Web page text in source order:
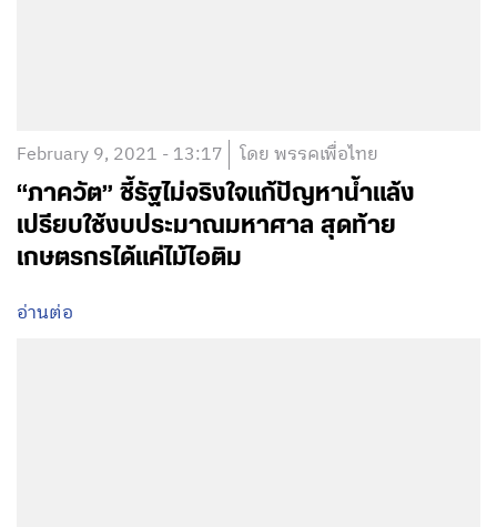
February 9, 2021 - 13:17 โดย พรรคเพื่อไทย
“ภาควัต” ชี้รัฐไม่จริงใจแก้ปัญหาน้ำแล้ง
เปรียบใช้งบประมาณมหาศาล สุดท้าย
เกษตรกรได้แค่ไม้ไอติม
อ่านต่อ